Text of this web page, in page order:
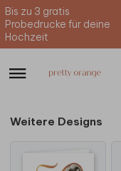
Bis zu 3 gratis
Probedrucke für deine
Hochzeit
Weitere Designs